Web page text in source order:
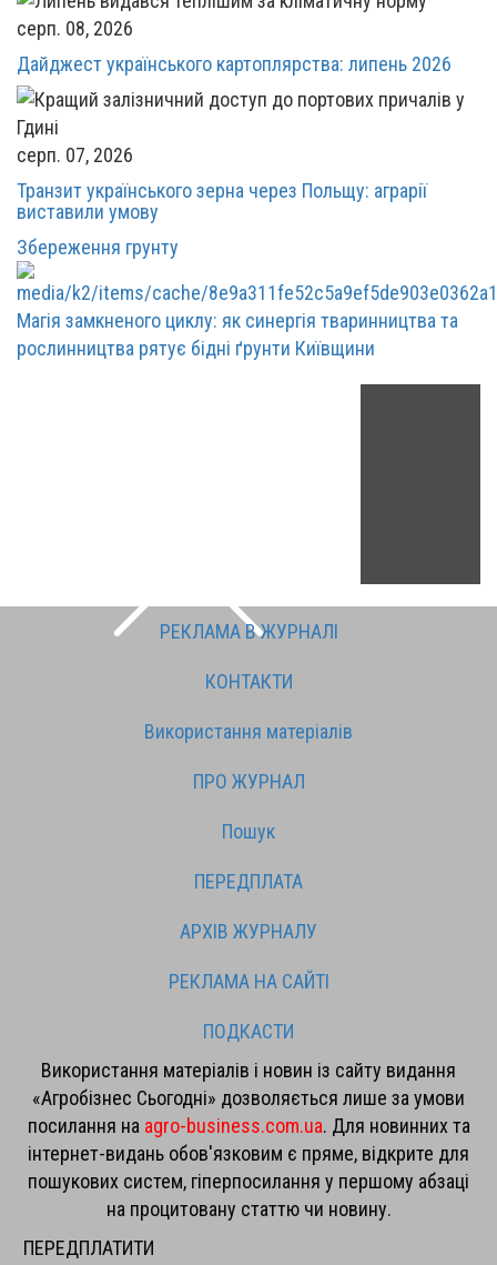
серп. 08, 2026
Дайджест українського картоплярства: липень 2026
серп. 07, 2026
Транзит українського зерна через Польщу: аграрії
виставили умову
Збереження грунту
Магія замкненого циклу: як синергія тваринництва та
рослинництва рятує бідні ґрунти Київщини
РЕКЛАМА В ЖУРНАЛІ
КОНТАКТИ
Використання матеріалів
ПРО ЖУРНАЛ
Пошук
ПЕРЕДПЛАТА
АРХІВ ЖУРНАЛУ
РЕКЛАМА НА САЙТІ
ПОДКАСТИ
Використання матеріалів і новин із сайту видання
«Агробізнес Сьогодні» дозволяється лише за умови
посилання на agro-business.com.ua. Для новинних та
інтернет-видань обов'язковим є пряме, відкрите для
пошукових систем, гіперпосилання у першому абзаці
на процитовану статтю чи новину.
ПЕРЕДПЛАТИТИ